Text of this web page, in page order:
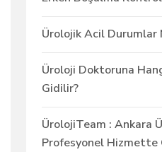
Ürolojik Acil Durumlar
Üroloji Doktoruna
Gidilir?
ÜrolojiTeam : Ankara
Profesyonel Hizmette